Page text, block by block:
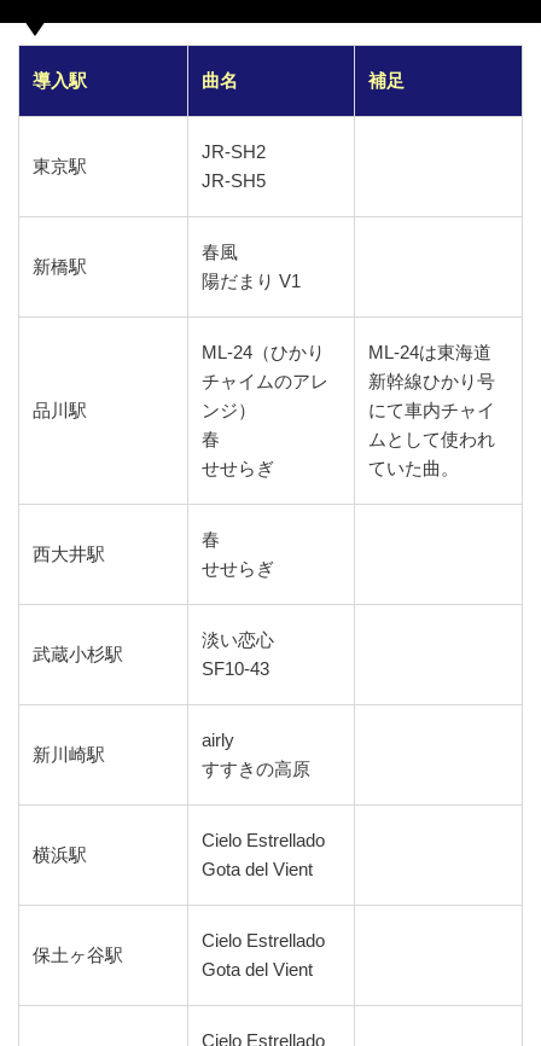
導入駅 曲名 補足
東京駅
JR-SH2
JR-SH5
新橋駅
春風
陽だまり V1
品川駅
ML-24（ひかり
チャイムのアレ
ンジ）
春
せせらぎ
ML-24は東海道
新幹線ひかり号
にて車内チャイ
ムとして使われ
ていた曲。
西大井駅
春
せせらぎ
武蔵小杉駅
淡い恋心
SF10-43
新川崎駅
airly
すすきの高原
横浜駅
Cielo Estrellado
Gota del Vient
保土ヶ谷駅
Cielo Estrellado
Gota del Vient
Cielo Estrellado